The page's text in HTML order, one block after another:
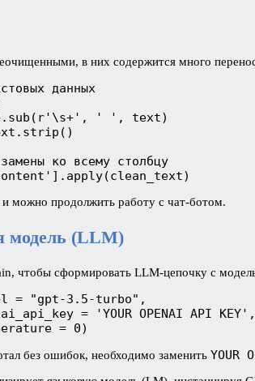
в них содержится много
данных
' ', text)
ко всему столбцу
можно продолжить работу с чат-ботом.
модель (LLM)
чтобы сформировать LLM-цепочку с
= "gpt-3.5-turbo",
= 'YOUR OPENAI API KEY',
= 0)
без ошибок, необходимо заменить YOUR